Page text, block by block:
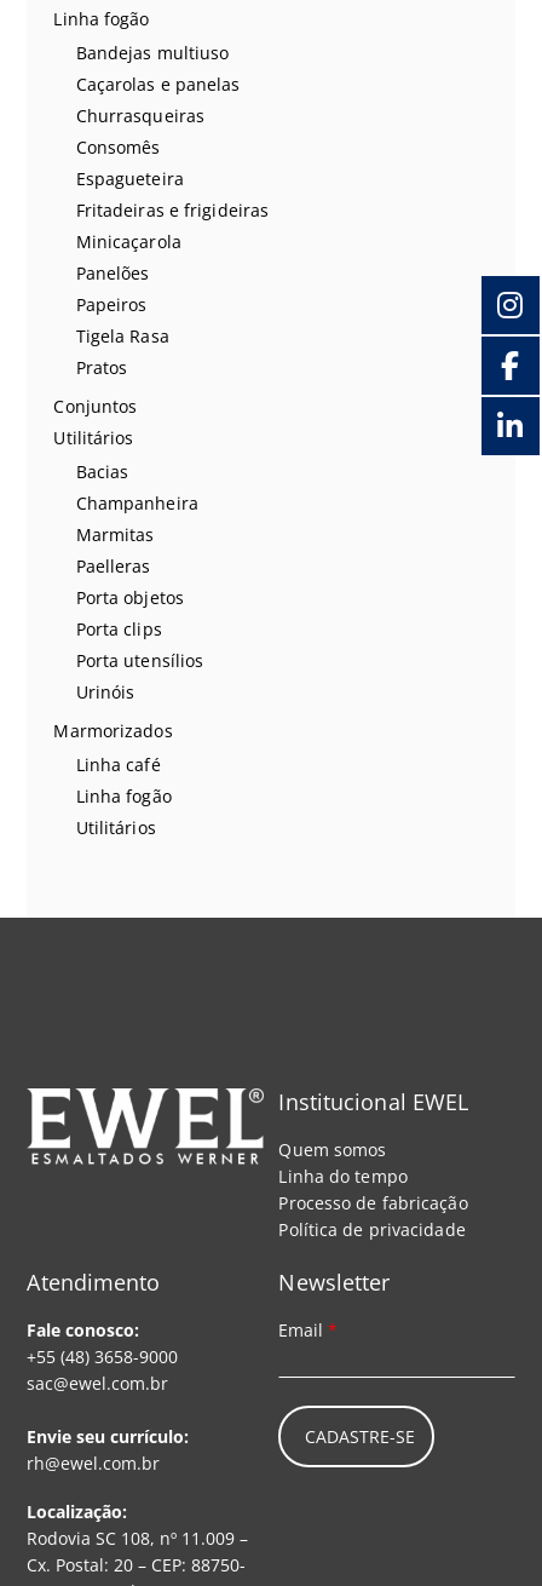
Linha fogão
Bandejas multiuso
Caçarolas e panelas
Churrasqueiras
Consomês
Espagueteira
Fritadeiras e frigideiras
Minicaçarola
Panelões
Papeiros
Tigela Rasa
Pratos
Conjuntos
Utilitários
Bacias
Champanheira
Marmitas
Paelleras
Porta objetos
Porta clips
Porta utensílios
Urinóis
Marmorizados
Linha café
Linha fogão
Utilitários
Institucional EWEL
Quem somos
Linha do tempo
Processo de fabricação
Política de privacidade
Atendimento
Fale conosco:
+55 (48) 3658-9000
sac@ewel.com.br
Envie seu currículo:
rh@ewel.com.br
Localização:
Rodovia SC 108, nº 11.009 –
Cx. Postal: 20 – CEP: 88750-
Newsletter
Email*
CADASTRE-SE